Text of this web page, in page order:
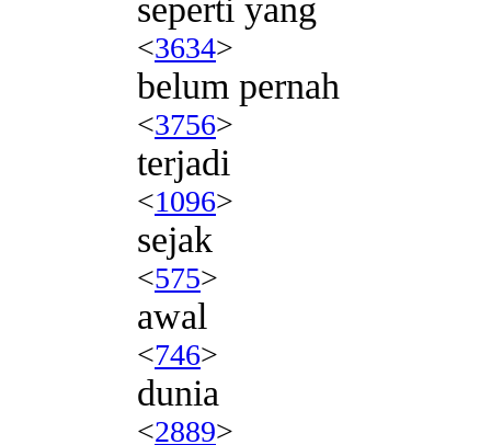
seperti yang
<3634>
belum pernah
<3756>
terjadi
<1096>
sejak
<575>
awal
<746>
dunia
<2889>